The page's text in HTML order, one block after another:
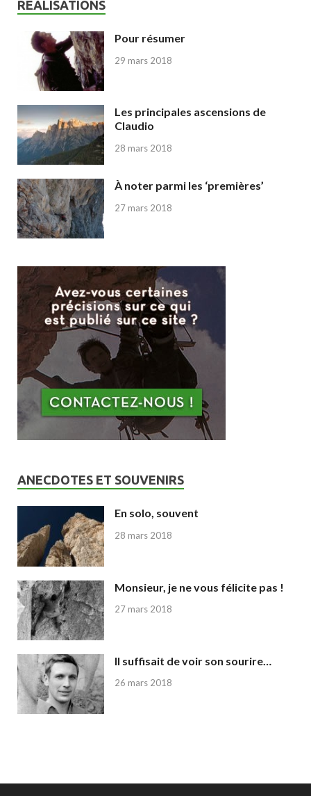
RÉALISATIONS
Pour résumer
29 mars 2018
Les principales ascensions de
Claudio
28 mars 2018
À noter parmi les ‘premières’
27 mars 2018
ANECDOTES ET SOUVENIRS
En solo, souvent
28 mars 2018
Monsieur, je ne vous félicite pas !
27 mars 2018
Il suffisait de voir son sourire…
26 mars 2018